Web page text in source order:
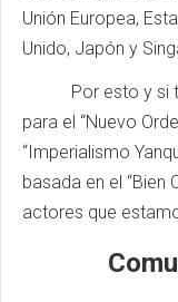
Unión Europea,
Unido, Japón y
Por esto y si
para el “Nuevo
“Imperialismo
basada en el “Bien
actores que